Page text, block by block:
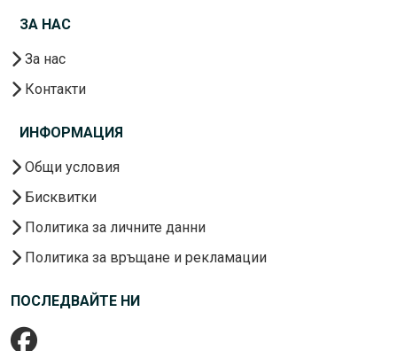
ЗА НАС
За нас
Контакти
ИНФОРМАЦИЯ
Общи условия
Бисквитки
Политика за личните данни
Политика за връщане и рекламации
ПОСЛЕДВАЙТЕ НИ